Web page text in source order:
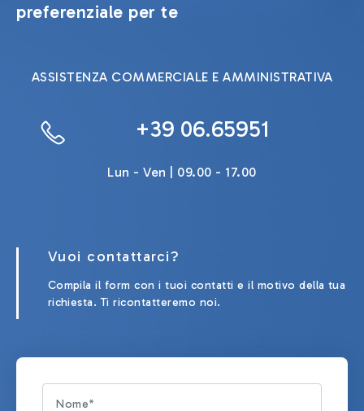
preferenziale per te
ASSISTENZA COMMERCIALE E AMMINISTRATIVA
+39 06.65951
Lun - Ven | 09.00 - 17.00
Vuoi contattarci?
Compila il form con i tuoi contatti e il motivo della tua
richiesta. Ti ricontatteremo noi.